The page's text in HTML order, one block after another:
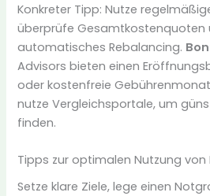
Konkreter Tipp: Nutze
überprüfe Gesamtkostenquoten
automatisches Rebalancing.
Advisors bieten einen
oder kostenfreie
nutze Vergleichsportale, um
finden.
Tipps zur optimalen Nutzung
Setze klare Ziele, lege einen